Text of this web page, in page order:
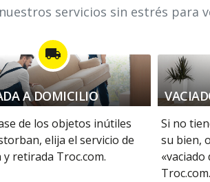
servicios sin estrés para
local_shipping
A DOMICILIO
de los objetos inútiles
elija el servicio de
y retirada Troc.com.
Si no
su bien,
«vaciado
Troc.com.